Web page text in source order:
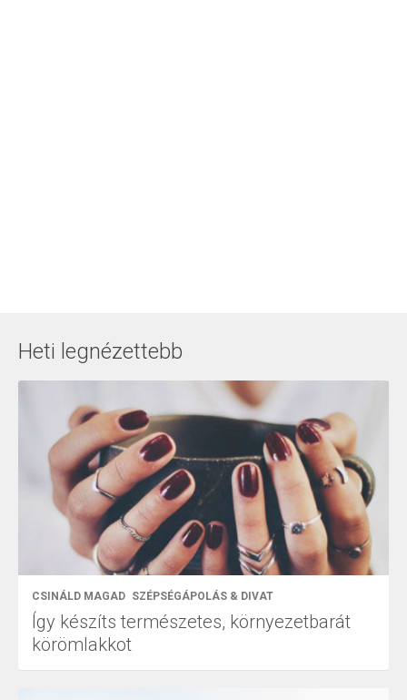
Heti legnézettebb
CSINÁLD MAGAD SZÉPSÉGÁPOLÁS & DIVAT
Így készíts természetes, környezetbarát
körömlakkot